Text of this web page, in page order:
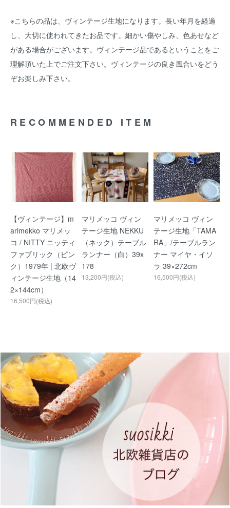
※こちらの品は、ヴィンテージ生地になります。長い年月を経過
し、大切に使われてきたお品です。細かい傷やしみ、色あせなど
がある場合がございます。ヴィンテージ品であるということをご
理解頂いた上でご注文下さい。ヴィンテージの良き風合いをどう
ぞお楽しみ下さい。
RECOMMENDED ITEM
【ヴィンテージ】m
arimekko マリメッ
コ / NITTY ニッティ
ファブリック（ピン
ク）1979年 | 北欧ヴ
ィンテージ生地（14
2×144cm）
16,500円(税込)
マリメッコ ヴィン
テージ生地 NEKKU
（ネック）テーブル
ランナー（白）39x
178
13,200円(税込)
マリメッコ ヴィン
テージ生地「TAMA
RA」/テーブルラン
ナー マイヤ・イソ
ラ 39×272cm
16,500円(税込)